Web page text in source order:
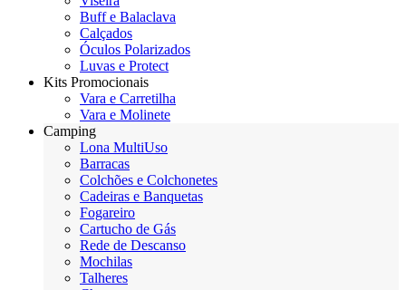
Buff e Balaclava
Calçados
Óculos Polarizados
Luvas e Protect
Kits Promocionais
Vara e Carretilha
Vara e Molinete
Camping
Lona MultiUso
Barracas
Colchões e Colchonetes
Cadeiras e Banquetas
Fogareiro
Cartucho de Gás
Rede de Descanso
Mochilas
Talheres